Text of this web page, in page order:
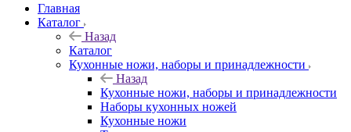
Главная
Каталог
Назад
Каталог
Кухонные ножи, наборы и принадлежности
Назад
Кухонные ножи, наборы и принадлежности
Наборы кухонных ножей
Кухонные ножи